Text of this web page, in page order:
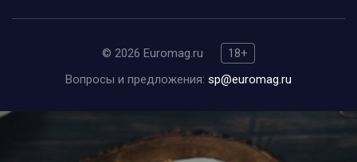
© 2026 Euromag.ru
18+
Вопросы и предложения: sp@euromag.ru